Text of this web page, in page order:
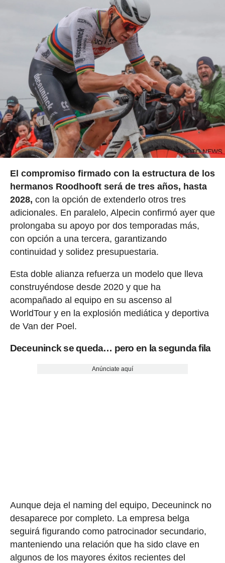
El compromiso firmado con la estructura de los
hermanos Roodhooft será de tres años, hasta
2028, con la opción de extenderlo otros tres
adicionales. En paralelo, Alpecin confirmó ayer que
prolongaba su apoyo por dos temporadas más,
con opción a una tercera, garantizando
continuidad y solidez presupuestaria.
Esta doble alianza refuerza un modelo que lleva
construyéndose desde 2020 y que ha
acompañado al equipo en su ascenso al
WorldTour y en la explosión mediática y deportiva
de Van der Poel.
Deceuninck se queda… pero en la segunda fila
Anúnciate aquí
Aunque deja el naming del equipo, Deceuninck no
desaparece por completo. La empresa belga
seguirá figurando como patrocinador secundario,
manteniendo una relación que ha sido clave en
algunos de los mayores éxitos recientes del